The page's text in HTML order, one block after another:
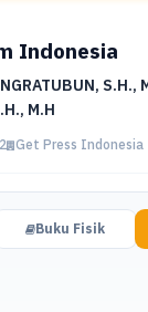
Indonesia
S.H.,
M.H
Get Press Indonesia
Buku Fisik